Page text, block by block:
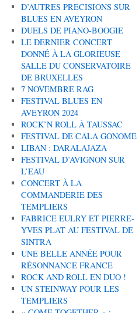
D’AUTRES PRECISIONS SUR
BLUES EN AVEYRON
DUELS DE PIANO-BOOGIE
LE DERNIER CONCERT
DONNÉ À LA GLORIEUSE
SALLE DU CONSERVATOIRE
DE BRUXELLES
7 NOVEMBRE RAG
FESTIVAL BLUES EN
AVEYRON 2024
ROCK’N ROLL À TAUSSAC
FESTIVAL DE CALA GONOME
LIBAN : DARALAJAZA
FESTIVAL D’AVIGNON SUR
L’EAU
CONCERT À LA
COMMANDERIE DES
TEMPLIERS
FABRICE EULRY ET PIERRE-
YVES PLAT AU FESTIVAL DE
SINTRA
UNE BELLE ANNÉE POUR
RÉSONNANCE FRANCE
ROCK AND ROLL EN DUO !
UN STEINWAY POUR LES
TEMPLIERS